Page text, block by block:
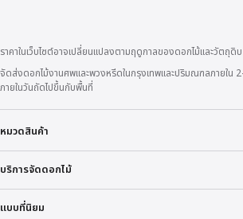
ราคาในเว็บไซต์อาจเปลี่ยนแปลงตามฤดูกาลของดอกไม้และวัตถุ
จัดส่งดอกไม้งานศพและพวงหรีดในกรุงเทพและปริมณฑลภายใน
ภายในวันถัดไปขึ้นกับพื้นที่
หมวดสินค้า
บริการจัดดอกไม้
แบบที่นิยม